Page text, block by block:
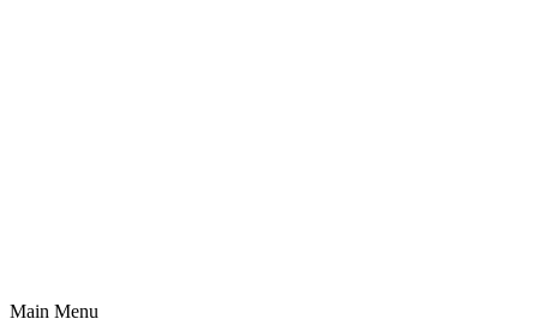
Main Menu